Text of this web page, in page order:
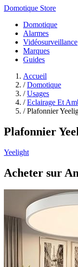
Domotique Store
Domotique
Alarmes
Vidéosurveillance
Marques
Guides
Accueil
/ Domotique
/ Usages
/ Eclairage Et
/ Plafonnier
Plafonnier
Yeelight
Acheter sur